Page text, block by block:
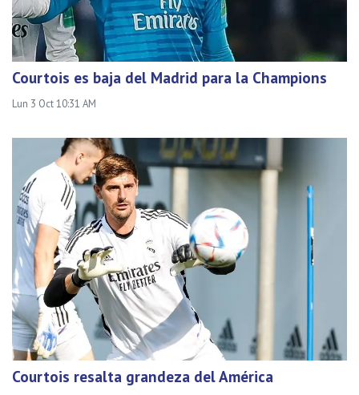
Courtois es baja del Madrid para la Champions
Lun 3 Oct 10:31 AM
Courtois resalta grandeza del América